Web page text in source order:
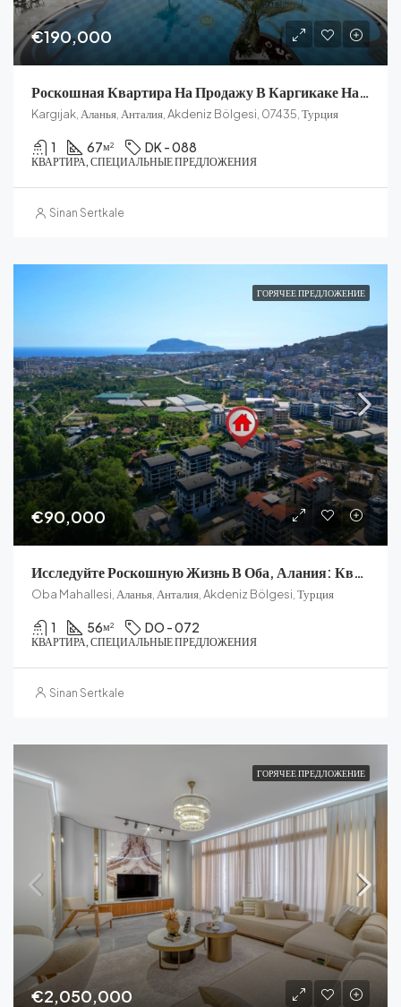
€190,000
Роскошная Квартира На Продажу В Каргикаке На Берегу
Kargıjak, Аланья, Анталия, Akdeniz Bölgesi, 07435, Турция
1 67м² DK - 088
КВАРТИРА, СПЕЦИАЛЬНЫЕ ПРЕДЛОЖЕНИЯ
Sinan Sertkale
ГОРЯЧЕЕ ПРЕДЛОЖЕНИЕ
€90,000
Исследуйте Роскошную Жизнь В Оба, Алания: Квартира Вашей Мечты
Oba Mahallesi, Аланья, Анталия, Akdeniz Bölgesi, Турция
1 56м² DO - 072
КВАРТИРА, СПЕЦИАЛЬНЫЕ ПРЕДЛОЖЕНИЯ
Sinan Sertkale
ГОРЯЧЕЕ ПРЕДЛОЖЕНИЕ
€2,050,000